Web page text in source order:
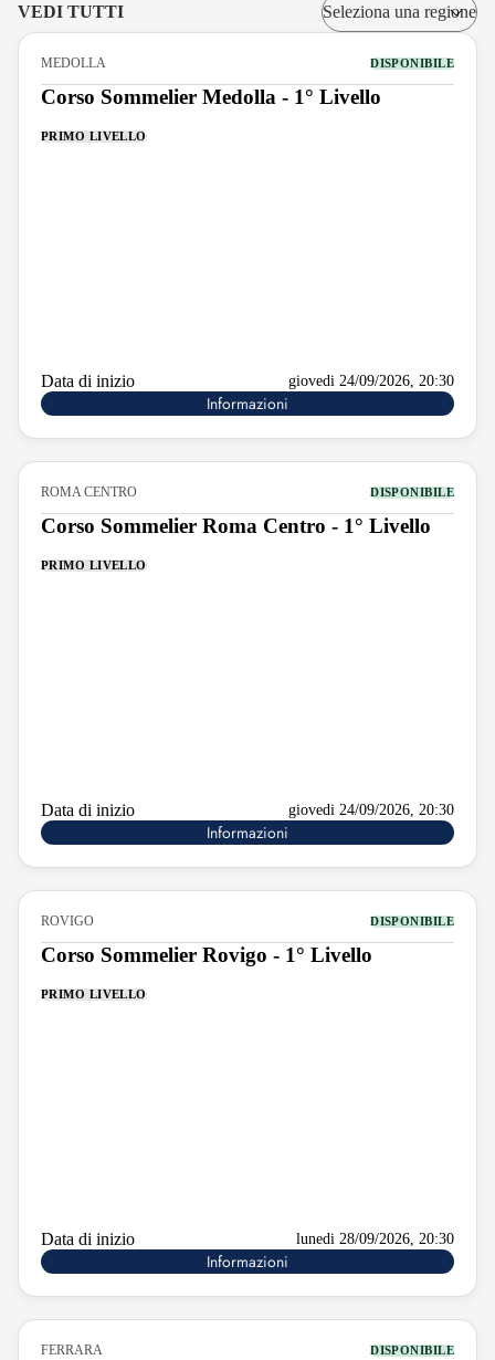
VEDI TUTTI
MEDOLLA DISPONIBILE
Corso Sommelier Medolla - 1° Livello
PRIMO LIVELLO
Data di inizio giovedi 24/09/2026, 20:30
Informazioni
ROMA CENTRO DISPONIBILE
Corso Sommelier Roma Centro - 1° Livello
PRIMO LIVELLO
Data di inizio giovedi 24/09/2026, 20:30
Informazioni
ROVIGO DISPONIBILE
Corso Sommelier Rovigo - 1° Livello
PRIMO LIVELLO
Data di inizio lunedi 28/09/2026, 20:30
Informazioni
FERRARA DISPONIBILE